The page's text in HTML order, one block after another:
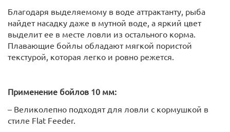
Благодаря выделяемому в воде аттрактанту, рыба
найдет насадку даже в мутной воде, а яркий цвет
выделит ее в месте ловли из остального корма.
Плавающие бойлы обладают мягкой пористой
текстурой, которая легко и ровно режется.
Применение бойлов 10 мм:
– Великолепно подходят для ловли с кормушкой в
стиле Flat Feeder.